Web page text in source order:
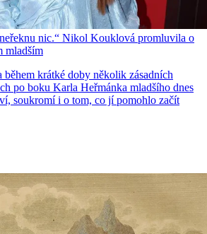
nic.“ Nikol Kouklová promluvila o
mladším
krátké doby několik zásadních
po boku Karla Heřmánka mladšího dnes
soukromí i o tom, co jí pomohlo začít